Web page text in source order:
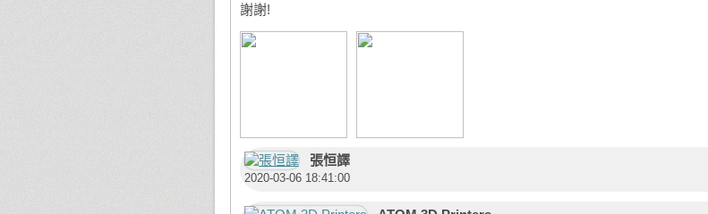
謝謝!
張恒譯
2020-03-06 18:41:00